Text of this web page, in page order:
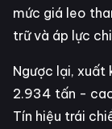
mức giá leo
trữ và áp lực
Ngược lại, xuất
2.934 tấn -
Tín hiệu trái